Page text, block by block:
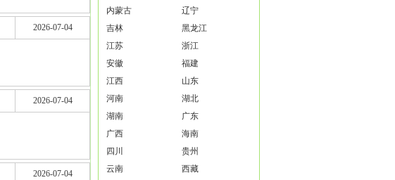
2026-07-04
2026-07-04
2026-07-04
内蒙古
辽宁
吉林
黑龙江
江苏
浙江
安徽
福建
江西
山东
河南
湖北
湖南
广东
广西
海南
四川
贵州
云南
西藏